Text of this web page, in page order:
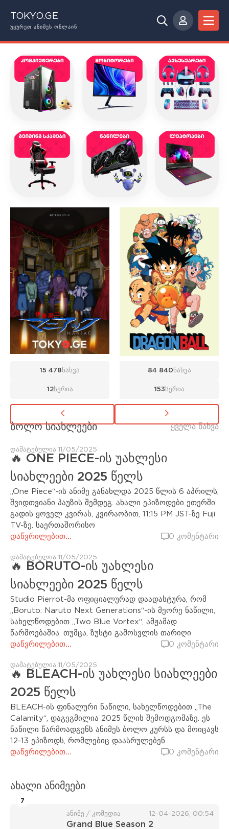
TOKYO.GE
ᲣᲧᲣᲠᲔᲗ ᲐᲜᲘᲛᲔᲡ ᲝᲜᲚᲐᲘᲜ
15 478 ნახვა
12სერია
84 840 ნახვა
153 სერია
ბოლო სიახლეები ყველა ნახვა
დამატებულია 11/05/2025
🔥 ONE PIECE-ის უახლესი
სიახლეები 2025 წელს
„One Piece“-ის ანიმე განახლდა 2025 წლის 6 აპრილს,
შვიდთვიანი პაუზის შემდეგ. ახალი ეპიზოდები ეთერში
გადის ყოველ კვირას, კვირაობით, 11:15 PM JST-ზე Fuji
TV-ზე. საერთაშორისო
დაწვრილებით...
0 კომენტარი
დამატებულია 11/05/2025
🔥 BORUTO-ის უახლესი
სიახლეები 2025 წელს
Studio Pierrot-მა ოფიციალურად დაადასტურა, რომ
„Boruto: Naruto Next Generations“-ის მეორე ნაწილი,
სახელწოდებით „Two Blue Vortex“, ამჟამად
წარმოებაშია. თუმცა, ზუსტი გამოსვლის თარიღი
დაწვრილებით...
0 კომენტარი
დამატებულია 11/05/2025
🔥 BLEACH-ის უახლესი სიახლეები
2025 წელს
BLEACH-ის ფინალური ნაწილი, სახელწოდებით „The
Calamity“, დაგეგმილია 2025 წლის შემოდგომაზე. ეს
ნაწილი წარმოადგენს ანიმეს ბოლო კურსს და მოიცავს
12-13 ეპიზოდს, რომლებიც დაასრულებენ
დაწვრილებით...
0 კომენტარი
ახალი ანიმეები
7
ანიმე / კომედია 12-04-2026, 00:54
Grand Blue Season 2